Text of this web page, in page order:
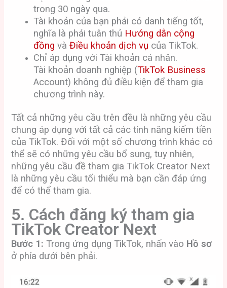
trong 30 ngày qua.
Tài khoản của bạn phải có danh tiếng tốt,
nghĩa là phải tuân thủ Hướng dẫn cộng
đồng vàĐiều khoản dịch vụ của TikTok.
Chỉ áp dụng với Tài khoản cá nhân.
Tài khoản doanh nghiệp (TikTok Business
Account) không đủ điều kiện để tham gia
chương trình này.
Tất cả những yêu cầu trên đều là những yêu cầu
chung áp dụng với tất cả các tính năng kiếm tiền
của TikTok. Đối với một số chương trình khác có
thể sẽ có những yêu cầu bổ sung, tuy nhiên,
những yêu cầu đề tham gia TikTok Creator Next
là những yêu cầu tối thiểu mà bạn cần đáp ứng
để có thể tham gia.
5. Cách đăng ký tham gia
TikTok Creator Next
Bước 1: Trong ứng dụng TikTok, nhấn vào Hồ sơ
ở phía dưới bên phải.